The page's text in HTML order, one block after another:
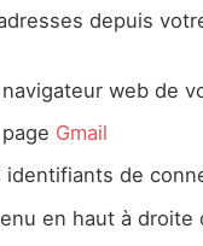
depuis
web de
Gmail
identifiants de
en haut à